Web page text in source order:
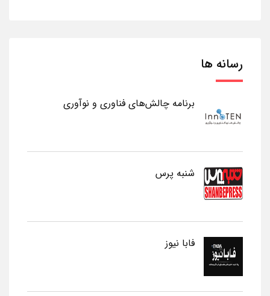
رسانه ها
برنامه چالش‌های فناوری و نوآوری
شنبه پرس
فابا نیوز